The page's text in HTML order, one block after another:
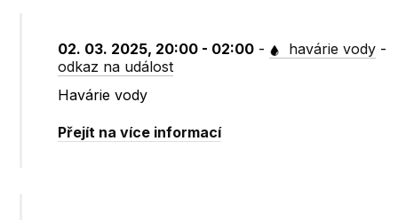
02. 03. 2025, 20:00 - 02:00 - havárie vody -
odkaz na událost
Havárie vody
Přejít na více informací